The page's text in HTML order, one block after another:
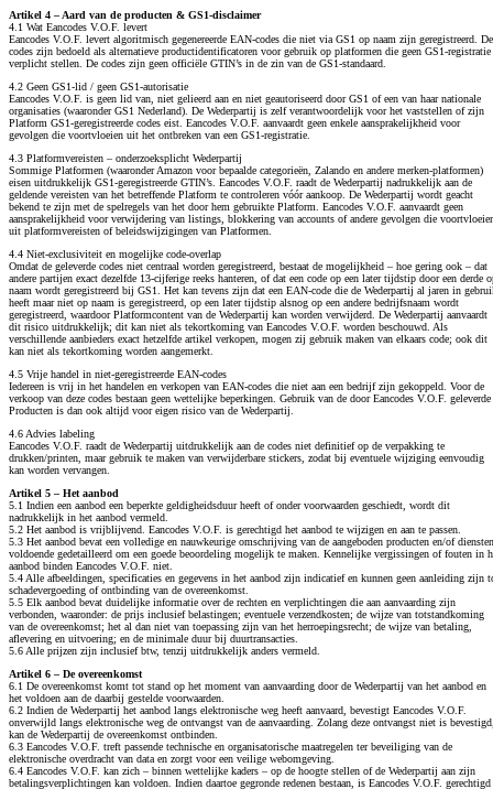
Artikel 4 – Aard van de producten & GS1-disclaimer
4.1 Wat Eancodes V.O.F. levert
Eancodes V.O.F. levert algoritmisch gegenereerde EAN-codes die niet via GS1 op naam zijn geregistreerd.
codes zijn bedoeld als alternatieve productidentificatoren voor gebruik op platformen die geen GS1-registratie
verplicht stellen. De codes zijn geen officiële GTIN’s in de zin van de GS1-standaard.
4.2 Geen GS1-lid / geen GS1-autorisatie
Eancodes V.O.F. is geen lid van, niet gelieerd aan en niet geautoriseerd door GS1 of een van haar nationale
organisaties (waaronder GS1 Nederland). De Wederpartij is zelf verantwoordelijk voor het vaststellen of zijn
Platform GS1-geregistreerde codes eist. Eancodes V.O.F. aanvaardt geen enkele aansprakelijkheid voor
gevolgen die voortvloeien uit het ontbreken van een GS1-registratie.
4.3 Platformvereisten – onderzoeksplicht Wederpartij
Sommige Platformen (waaronder Amazon voor bepaalde categorieën, Zalando en andere merken-platformen)
eisen uitdrukkelijk GS1-geregistreerde GTIN’s. Eancodes V.O.F. raadt de Wederpartij nadrukkelijk aan de
geldende vereisten van het betreffende Platform te controleren vóór aankoop. De Wederpartij wordt geacht
bekend te zijn met de spelregels van het door hem gebruikte Platform. Eancodes V.O.F. aanvaardt geen
aansprakelijkheid voor verwijdering van listings, blokkering van accounts of andere gevolgen die
uit platformvereisten of beleidswijzigingen van Platformen.
4.4 Niet-exclusiviteit en mogelijke code-overlap
Omdat de geleverde codes niet centraal worden geregistreerd, bestaat de mogelijkheid – hoe gering ook – dat
andere partijen exact dezelfde 13-cijferige reeks hanteren, of dat een code op een later tijdstip door een derde
naam wordt geregistreerd bij GS1. Het kan tevens zijn dat een EAN-code die de Wederpartij al jaren in
heeft maar niet op naam is geregistreerd, op een later tijdstip alsnog op een andere bedrijfsnaam wordt
geregistreerd, waardoor Platformcontent van de Wederpartij kan worden verwijderd. De Wederpartij aanvaardt
dit risico uitdrukkelijk; dit kan niet als tekortkoming van Eancodes V.O.F. worden beschouwd. Als
verschillende aanbieders exact hetzelfde artikel verkopen, mogen zij gebruik maken van elkaars code; ook dit
kan niet als tekortkoming worden aangemerkt.
4.5 Vrije handel in niet-geregistreerde EAN-codes
Iedereen is vrij in het handelen en verkopen van EAN-codes die niet aan een bedrijf zijn gekoppeld. Voor de
verkoop van deze codes bestaan geen wettelijke beperkingen. Gebruik van de door Eancodes V.O.F. geleverde
Producten is dan ook altijd voor eigen risico van de Wederpartij.
4.6 Advies labeling
Eancodes V.O.F. raadt de Wederpartij uitdrukkelijk aan de codes niet definitief op de verpakking te
drukken/printen, maar gebruik te maken van verwijderbare stickers, zodat bij eventuele wijziging eenvoudig
kan worden vervangen.
Artikel 5 – Het aanbod
5.1 Indien een aanbod een beperkte geldigheidsduur heeft of onder voorwaarden geschiedt, wordt dit
nadrukkelijk in het aanbod vermeld.
5.2 Het aanbod is vrijblijvend. Eancodes V.O.F. is gerechtigd het aanbod te wijzigen en aan te passen.
5.3 Het aanbod bevat een volledige en nauwkeurige omschrijving van de aangeboden producten en/of
voldoende gedetailleerd om een goede beoordeling mogelijk te maken. Kennelijke vergissingen of fouten in
aanbod binden Eancodes V.O.F. niet.
5.4 Alle afbeeldingen, specificaties en gegevens in het aanbod zijn indicatief en kunnen geen aanleiding zijn
schadevergoeding of ontbinding van de overeenkomst.
5.5 Elk aanbod bevat duidelijke informatie over de rechten en verplichtingen die aan aanvaarding zijn
verbonden, waaronder: de prijs inclusief belastingen; eventuele verzendkosten; de wijze van totstandkoming
van de overeenkomst; het al dan niet van toepassing zijn van het herroepingsrecht; de wijze van betaling,
aflevering en uitvoering; en de minimale duur bij duurtransacties.
5.6 Alle prijzen zijn inclusief btw, tenzij uitdrukkelijk anders vermeld.
Artikel 6 – De overeenkomst
6.1 De overeenkomst komt tot stand op het moment van aanvaarding door de Wederpartij van het aanbod en
het voldoen aan de daarbij gestelde voorwaarden.
6.2 Indien de Wederpartij het aanbod langs elektronische weg heeft aanvaard, bevestigt Eancodes V.O.F.
onverwijld langs elektronische weg de ontvangst van de aanvaarding. Zolang deze ontvangst niet is
kan de Wederpartij de overeenkomst ontbinden.
6.3 Eancodes V.O.F. treft passende technische en organisatorische maatregelen ter beveiliging van de
elektronische overdracht van data en zorgt voor een veilige webomgeving.
6.4 Eancodes V.O.F. kan zich – binnen wettelijke kaders – op de hoogte stellen of de Wederpartij aan zijn
betalingsverplichtingen kan voldoen. Indien daartoe gegronde redenen bestaan, is Eancodes V.O.F. gerechtigd